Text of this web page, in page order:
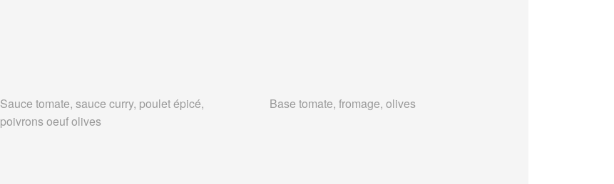
Sauce tomate, sauce curry, poulet épicé,
poivrons oeuf olives
Base tomate, fromage, olives